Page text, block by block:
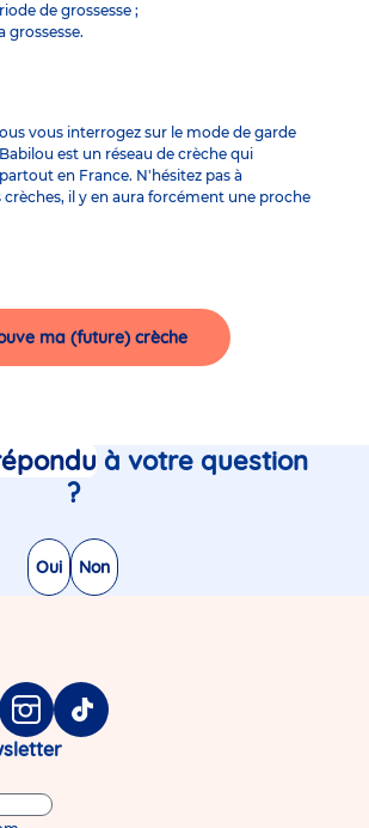
de grossesse ;
grossesse.
vous interrogez sur le mode de garde
est un réseau de crèche qui
en France. N'hésitez pas à
il y en aura forcément une proche
ma (future) crèche
à votre question
?
Non
Oui
Instagram
Tiktok